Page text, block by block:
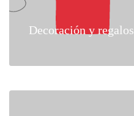
Decoración y regalos